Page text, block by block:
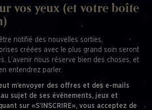
vos yeux (et votre boîte
notifié des nouvelles sorties,
créées avec le plus grand soin seront
L’avenir nous réserve bien des choses, et
entendrez parler.
m’envoyer des offres et des e-mails
sujet de ses événements, jeux et
sur «S’INSCRIRE», vous acceptez de